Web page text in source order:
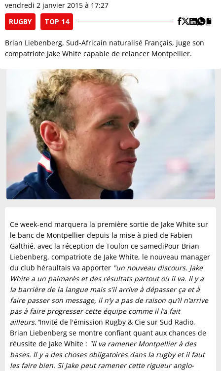
vendredi 2 janvier 2015 à 17:27
RUGBY
TOP 14
Brian Liebenberg, Sud-Africain naturalisé Français, juge son
compatriote Jake White capable de relancer Montpellier.
Ce week-end marquera la première sortie de Jake White sur
le banc de Montpellier depuis la mise à pied de Fabien
Galthié, avec la réception de Toulon ce samediPour Brian
Liebenberg, compatriote de Jake White, le nouveau manager
du club héraultais va apporter "un nouveau discours. Jake
White a un palmarès et des résultats partout où il va. Il y a
la barrière de la langue mais s'il arrive à dépasser ça et à
faire passer son message, il n’y a pas de raison qu’il n’arrive
pas à faire progresser cette équipe comme il l’a fait
ailleurs."Invité de l'émission Rugby & Cie sur Sud Radio,
Brian Liebenberg se montre confiant quant aux chances de
réussite de Jake White : "Il va ramener Montpellier à des
bases. Il y a des choses obligatoires dans la rugby et il faut
les faire bien. Si Jake peut ramener cette rigueur anglo-